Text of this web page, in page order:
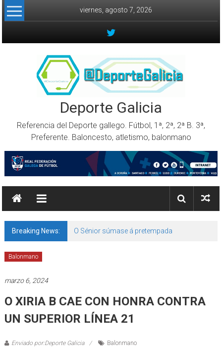
Skip to content
viernes, agosto 7, 2026
Deporte Galicia
Referencia del Deporte gallego. Fútbol, 1ª, 2ª, 2ª B. 3ª,
Preferente. Baloncesto, atletismo, balonmano
Breaking News: O Sénior súmase á pretempada
Balonmano
marzo 6, 2024
O XIRIA B CAE CON HONRA CONTRA
UN SUPERIOR LÍNEA 21
Enviado por:Deporte Galicia Balonmano